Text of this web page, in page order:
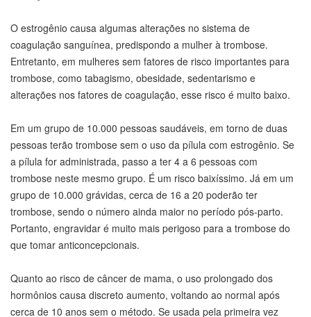
O estrogênio causa algumas alterações no sistema de
coagulação sanguínea, predispondo a mulher à trombose.
Entretanto, em mulheres sem fatores de risco importantes para
trombose, como tabagismo, obesidade, sedentarismo e
alterações nos fatores de coagulação, esse risco é muito baixo.
Em um grupo de 10.000 pessoas saudáveis, em torno de duas
pessoas terão trombose sem o uso da pílula com estrogênio. Se
a pílula for administrada, passo a ter 4 a 6 pessoas com
trombose neste mesmo grupo. É um risco baixíssimo. Já em um
grupo de 10.000 grávidas, cerca de 16 a 20 poderão ter
trombose, sendo o número ainda maior no período pós-parto.
Portanto, engravidar é muito mais perigoso para a trombose do
que tomar anticoncepcionais.
Quanto ao risco de câncer de mama, o uso prolongado dos
hormônios causa discreto aumento, voltando ao normal após
cerca de 10 anos sem o método. Se usada pela primeira vez